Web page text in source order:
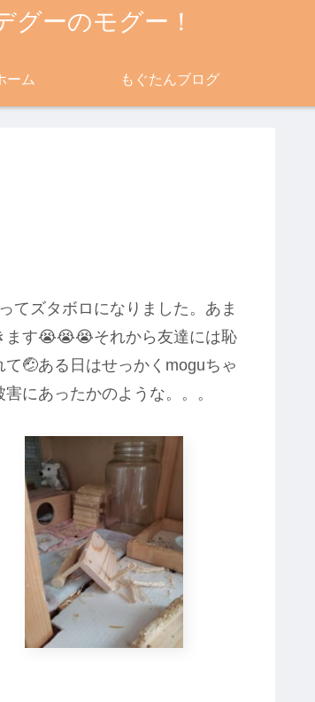
グーのモグー！
ーム もぐたんブログ
てズタボロになりました。あま
ます😭😭😭それから友達には恥
🤕ある日はせっかくmoguちゃ
にあったかのような。。。